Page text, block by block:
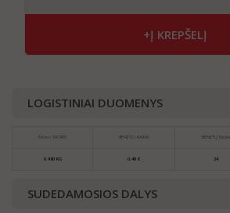
+Į KREPŠELĮ
LOGISTINIAI DUOMENYS
Bloko SVORIS VIENETO KAINA VIENETŲ Bloke
0.480 KG 0,49 € 24
SUDEDAMOSIOS DALYS